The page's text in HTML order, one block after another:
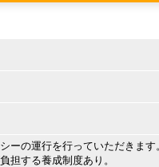
ーの運行を行っていただきます
担する養成制度あり。